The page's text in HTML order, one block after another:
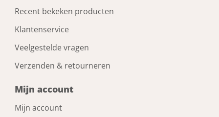
Recent bekeken producten
Klantenservice
Veelgestelde vragen
Verzenden & retourneren
Mijn account
Mijn account